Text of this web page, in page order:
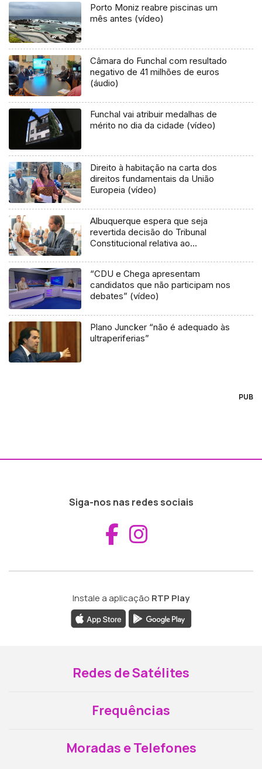
Porto Moniz reabre piscinas um
mês antes (vídeo)
Câmara do Funchal com resultado
negativo de 41 milhões de euros
(áudio)
Funchal vai atribuir medalhas de
mérito no dia da cidade (vídeo)
Direito à habitação na carta dos
direitos fundamentais da União
Europeia (vídeo)
Albuquerque espera que seja
revertida decisão do Tribunal
Constitucional relativa ao
“CDU e Chega apresentam
candidatos que não participam nos
debates” (vídeo)
Plano Juncker “não é adequado às
ultraperiferias”
PUB
Siga-nos nas redes sociais
Aceder ao
Instale a aplicação RTP Play
Redes de Satélites
Frequências
Moradas e Telefones